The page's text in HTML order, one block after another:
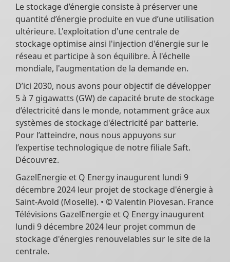
Le stockage d’énergie consiste à préserver une
quantité d’énergie produite en vue d’une utilisation
ultérieure. L'exploitation d'une centrale de
stockage optimise ainsi l'injection d'énergie sur le
réseau et participe à son équilibre. À l'échelle
mondiale, l'augmentation de la demande en.
D’ici 2030, nous avons pour objectif de développer
5 à 7 gigawatts (GW) de capacité brute de stockage
d’électricité dans le monde, notamment grâce aux
systèmes de stockage d'électricité par batterie.
Pour l’atteindre, nous nous appuyons sur
l’expertise technologique de notre filiale Saft.
Découvrez.
GazelEnergie et Q Energy inaugurent lundi 9
décembre 2024 leur projet de stockage d'énergie à
Saint-Avold (Moselle). • © Valentin Piovesan. France
Télévisions GazelEnergie et Q Energy inaugurent
lundi 9 décembre 2024 leur projet commun de
stockage d'énergies renouvelables sur le site de la
centrale.